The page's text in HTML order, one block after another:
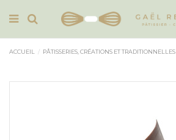
ACCUEIL PÂTISSERIES, CRÉATIONS ET TRADITIONNELLES